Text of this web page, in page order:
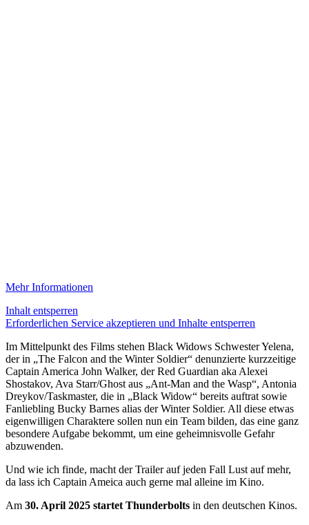
Mehr Informationen
Inhalt entsperren
Erforderlichen Service akzeptieren und Inhalte entsperren
Im Mittelpunkt des Films stehen Black Widows Schwester Yelena,
der in „The Falcon and the Winter Soldier“ denunzierte kurzzeitige
Captain America John Walker, der Red Guardian aka Alexei
Shostakov, Ava Starr/Ghost aus „Ant-Man and the Wasp“, Antonia
Dreykov/Taskmaster, die in „Black Widow“ bereits auftrat sowie
Fanliebling Bucky Barnes alias der Winter Soldier. All diese etwas
eigenwilligen Charaktere sollen nun ein Team bilden, das eine ganz
besondere Aufgabe bekommt, um eine geheimnisvolle Gefahr
abzuwenden.
Und wie ich finde, macht der Trailer auf jeden Fall Lust auf mehr,
da lass ich Captain Ameica auch gerne mal alleine im Kino.
Am 30. April 2025 startet Thunderbolts in den deutschen Kinos.